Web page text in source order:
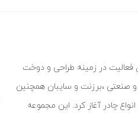
فعالیت در زمینه طراحی و دوخت
صنعتی ،برزنت و سایبان همچنین
چادر آغاز کرد. این مجموعه